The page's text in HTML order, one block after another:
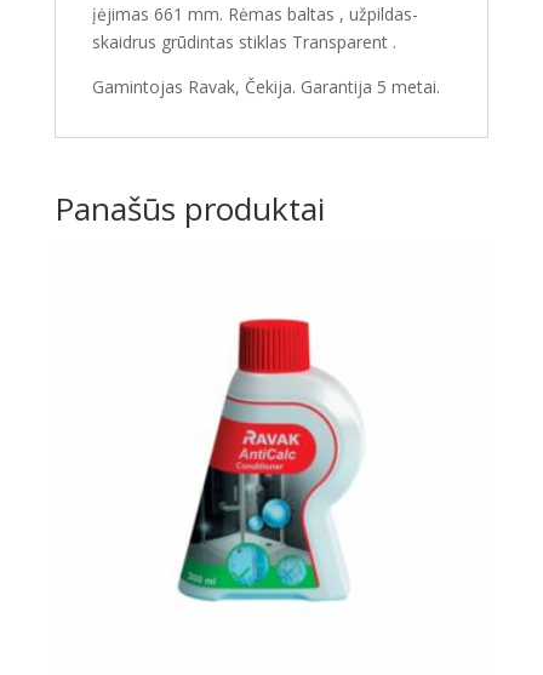
įėjimas 661 mm. Rėmas baltas , užpildas-
skaidrus grūdintas stiklas Transparent .
Gamintojas Ravak, Čekija. Garantija 5 metai.
Panašūs produktai